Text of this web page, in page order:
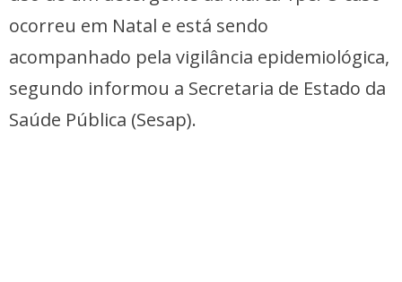
ocorreu em Natal e está sendo
acompanhado pela vigilância epidemiológica,
segundo informou a Secretaria de Estado da
Saúde Pública (Sesap).